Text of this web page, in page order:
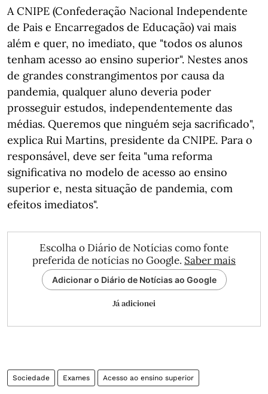
A CNIPE (Confederação Nacional Independente
de Pais e Encarregados de Educação) vai mais
além e quer, no imediato, que "todos os alunos
tenham acesso ao ensino superior". Nestes anos
de grandes constrangimentos por causa da
pandemia, qualquer aluno deveria poder
prosseguir estudos, independentemente das
médias. Queremos que ninguém seja sacrificado",
explica Rui Martins, presidente da CNIPE. Para o
responsável, deve ser feita "uma reforma
significativa no modelo de acesso ao ensino
superior e, nesta situação de pandemia, com
efeitos imediatos".
Escolha o Diário de Notícias como fonte
preferida de notícias no Google. Saber mais
Adicionar o Diário de Notícias ao Google
Já adicionei
Sociedade Exames Acesso ao ensino superior